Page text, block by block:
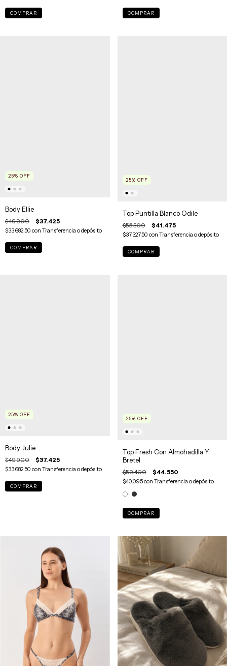
COMPRAR COMPRAR
25% OFF
Body Ellie
$49.900 $37.425
$33.682,50 con Transferencia o depósito
COMPRAR
25% OFF
Top Puntilla Blanco Odile
$55.300 $41.475
$37.327,50 con Transferencia o depósito
COMPRAR
25% OFF
Body Julie
$49.900 $37.425
$33.682,50 con Transferencia o depósito
COMPRAR
25% OFF
Top Fresh Con Almohadilla Y
Bretel
$59.400 $44.550
$40.095con Transferencia o depósito
COMPRAR